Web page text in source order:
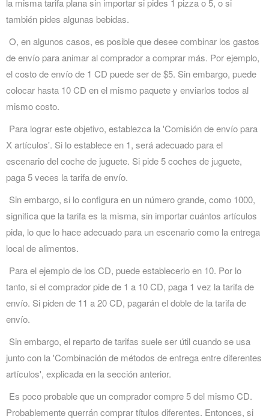
la misma tarifa plana sin importar si pides 1 pizza o 5, o si
también pides algunas bebidas.
O, en algunos casos, es posible que desee combinar los gastos
de envío para animar al comprador a comprar más. Por ejemplo,
el costo de envío de 1 CD puede ser de $5. Sin embargo, puede
colocar hasta 10 CD en el mismo paquete y enviarlos todos al
mismo costo.
Para lograr este objetivo, establezca la 'Comisión de envío para
X artículos'. Si lo establece en 1, será adecuado para el
escenario del coche de juguete. Si pide 5 coches de juguete,
paga 5 veces la tarifa de envío.
Sin embargo, si lo configura en un número grande, como 1000,
significa que la tarifa es la misma, sin importar cuántos artículos
pida, lo que lo hace adecuado para un escenario como la entrega
local de alimentos.
Para el ejemplo de los CD, puede establecerlo en 10. Por lo
tanto, si el comprador pide de 1 a 10 CD, paga 1 vez la tarifa de
envío. Si piden de 11 a 20 CD, pagarán el doble de la tarifa de
envío.
Sin embargo, el reparto de tarifas suele ser útil cuando se usa
junto con la 'Combinación de métodos de entrega entre diferentes
artículos', explicada en la sección anterior.
Es poco probable que un comprador compre 5 del mismo CD.
Probablemente querrán comprar títulos diferentes. Entonces, si